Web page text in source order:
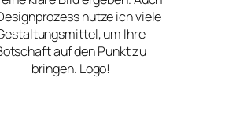
nutze ich viele
um Ihre
auf den Punkt zu
bringen. Logo!